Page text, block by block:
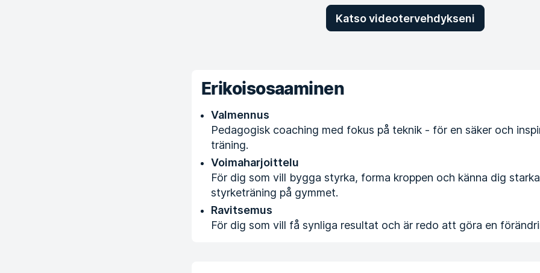
Katso videotervehdykseni
Erikoisosaaminen
Valmennus
Pedagogisk coaching med fokus på teknik - för en säker och
träning.
Voimaharjoittelu
För dig som vill bygga styrka, forma kroppen och känna dig
styrketräning på gymmet.
Ravitsemus
För dig som vill få synliga resultat och är redo att göra en